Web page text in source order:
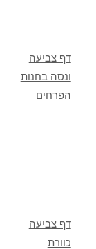
דף צביעה
ונסה בחנות
הפרחים
דף צביעה
כוורת